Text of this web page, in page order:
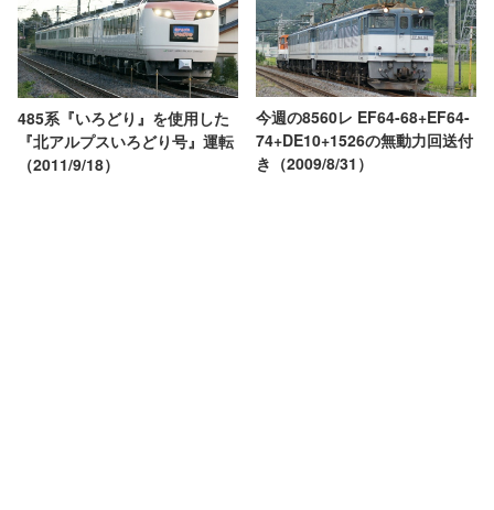
485系『いろどり』を使用した
『北アルプスいろどり号』運転
（2011/9/18）
今週の8560レ EF64-68+EF64-
74+DE10+1526の無動力回送付
き（2009/8/31）